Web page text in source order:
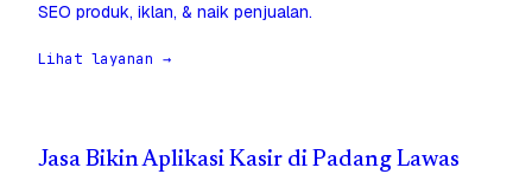
SEO produk, iklan, & naik penjualan.
Lihat layanan →
Jasa Bikin Aplikasi Kasir di Padang Lawas